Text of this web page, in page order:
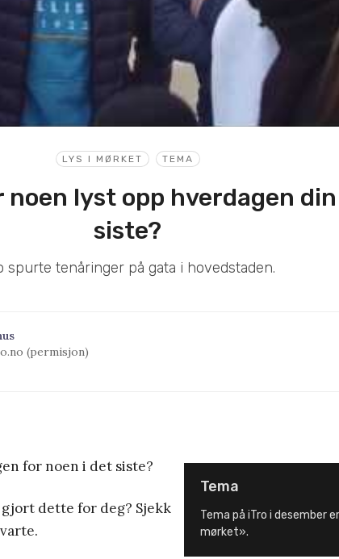
LYS I MØRKET TEMA
noen lyst opp hverdagen
siste?
spurte tenåringer på gata i hovedstaden.
(permisjon)
Tema
Tema på iTro i desember
mørket».
for noen i det siste?
dette for deg? Sjekk